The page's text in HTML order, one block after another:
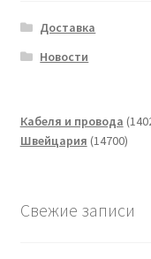
Доставка
Новости
Кабеля и провода
Швейцария 1470014700
Свежие записи